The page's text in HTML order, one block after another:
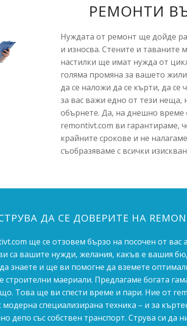
РЕМОНТИ
Нуждата от ремонт ще дойде
и износва. Стените и таваните
настилки ще имат нужда от
голяма промяна за вашето
да се наложи да се кърти, да се
за вас важи едно от тези неща,
обърнете. Да, на днешно време
remontivt.com ви гарантираме,
крайните срокове и не
съобразяваме с всички
ДА СЕ ДОВЕРИТЕ НА
ще се отзовем бързо на посочен от
са вашите нужди, желания, какъв е вашия
знаете и ще ви помогне да вземете
строителни маериали. Предлагаме богата
Това ще ви спести време и пари. Ние от
модерна специализирана техника – и за
депо със собствен транспорт. Струва си